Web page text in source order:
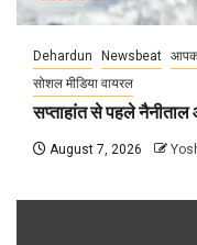
Dehardun Newsbeat
सोशल मीडिया वायरल
सप्ताहांत से पहले नैनीताल
August 7, 2026